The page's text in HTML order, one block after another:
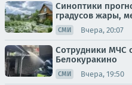
Синоптики
градусов жары,
СМИ Вчера, 20:07
Сотрудники МЧС
Белокуракино
СМИ Вчера, 19:50